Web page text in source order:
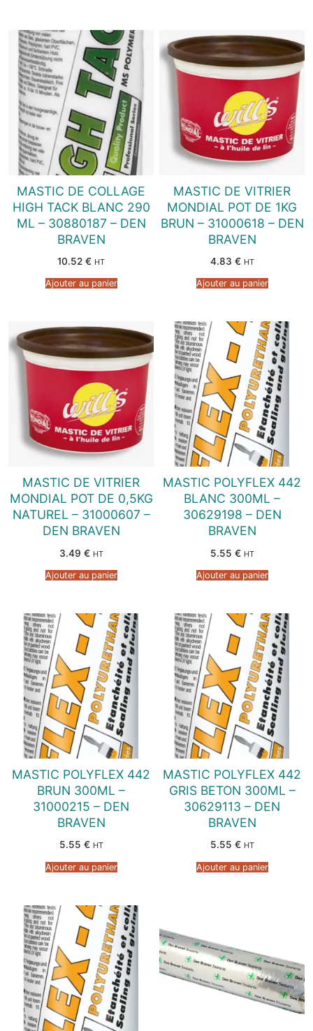
MASTIC DE COLLAGE
HIGH TACK BLANC 290
ML – 30880187 – DEN
BRAVEN
10.52 € HT
Ajouter au panier
MASTIC DE VITRIER
MONDIAL POT DE 1KG
BRUN – 31000618 – DEN
BRAVEN
4.83 € HT
Ajouter au panier
MASTIC DE VITRIER
MONDIAL POT DE 0,5KG
NATUREL – 31000607 –
DEN BRAVEN
3.49 € HT
Ajouter au panier
MASTIC POLYFLEX 442
BLANC 300ML –
30629198 – DEN
BRAVEN
5.55 € HT
Ajouter au panier
MASTIC POLYFLEX 442
BRUN 300ML –
31000215 – DEN
BRAVEN
5.55 € HT
Ajouter au panier
MASTIC POLYFLEX 442
GRIS BETON 300ML –
30629113 – DEN
BRAVEN
5.55 € HT
Ajouter au panier